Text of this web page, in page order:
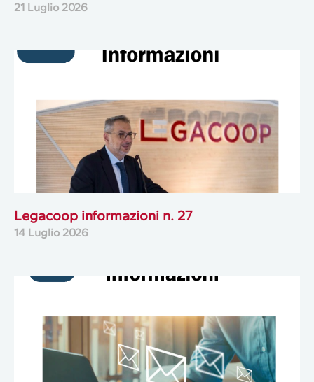
21 Luglio 2026
Legacoop informazioni n. 27
14 Luglio 2026